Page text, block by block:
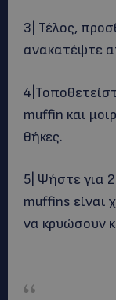
3| Τέλος,
ανακατέψτε
muffin και
θήκες.
5| Ψήστε για
muffins είναι
να κρυώσουν